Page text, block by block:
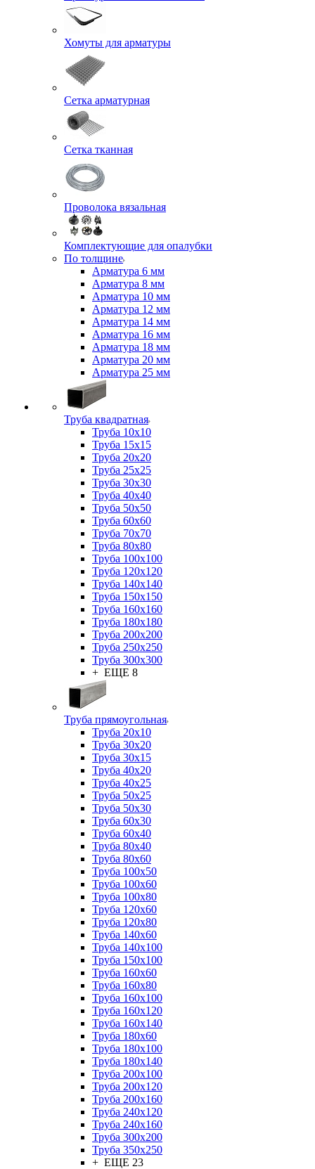
Хомуты для арматуры
Сетка арматурная
Сетка тканная
Проволока вязальная
Комплектующие для опалубки
По толщине
Арматура 6 мм
Арматура 8 мм
Арматура 10 мм
Арматура 12 мм
Арматура 14 мм
Арматура 16 мм
Арматура 18 мм
Арматура 20 мм
Арматура 25 мм
Труба квадратная
Труба 10x10
Труба 15x15
Труба 20x20
Труба 25x25
Труба 30x30
Труба 40x40
Труба 50x50
Труба 60x60
Труба 70x70
Труба 80x80
Труба 100x100
Труба 120x120
Труба 140x140
Труба 150x150
Труба 160x160
Труба 180x180
Труба 200x200
Труба 250x250
Труба 300x300
+ ЕЩЕ 8
Труба прямоугольная
Труба 20x10
Труба 30x20
Труба 30x15
Труба 40x20
Труба 40x25
Труба 50x25
Труба 50x30
Труба 60x30
Труба 60x40
Труба 80x40
Труба 80x60
Труба 100x50
Труба 100x60
Труба 100x80
Труба 120x60
Труба 120x80
Труба 140x60
Труба 140x100
Труба 150x100
Труба 160x60
Труба 160x80
Труба 160x100
Труба 160x120
Труба 160x140
Труба 180x60
Труба 180x100
Труба 180x140
Труба 200x100
Труба 200x120
Труба 200x160
Труба 240x120
Труба 240x160
Труба 300x200
Труба 350x250
+ ЕЩЕ 23